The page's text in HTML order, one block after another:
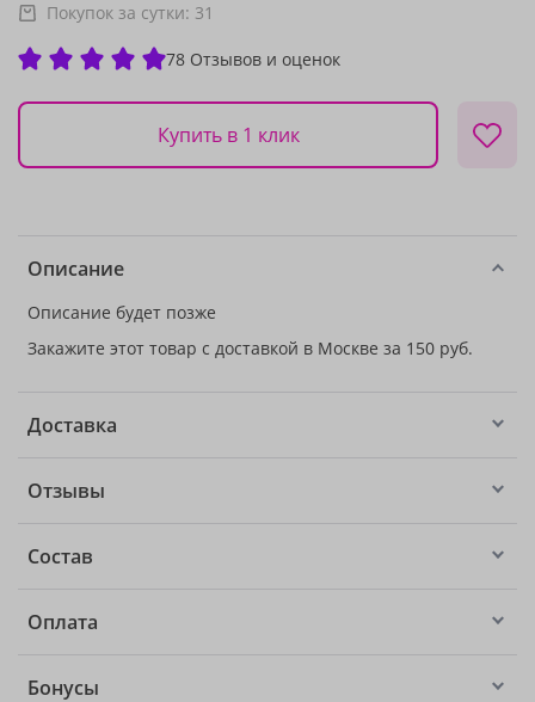
Покупок за сутки: 31
78 Отзывов и оценок
Купить в 1 клик
Описание
Описание будет позже
Закажите этот товар с доставкой в Москве за 150 руб.
Доставка
Отзывы
Состав
Оплата
Бонусы